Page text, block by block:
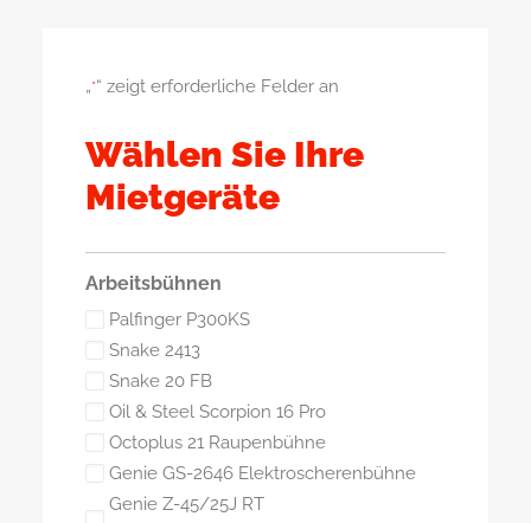
„*“ zeigt erforderliche Felder an
Wählen Sie Ihre
Mietgeräte
Arbeitsbühnen
Palfinger P300KS
Snake 2413
Snake 20 FB
Oil & Steel Scorpion 16 Pro
Octoplus 21 Raupenbühne
Genie GS-2646 Elektroscherenbühne
Genie Z-45/25J RT